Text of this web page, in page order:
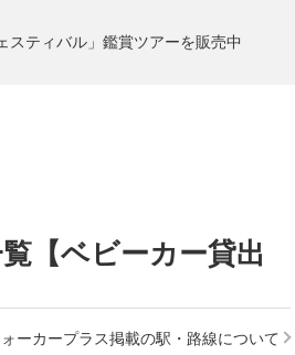
スティバル」鑑賞ツアーを販売中
【ベビーカー貸出
ーカープラス掲載の駅・路線について